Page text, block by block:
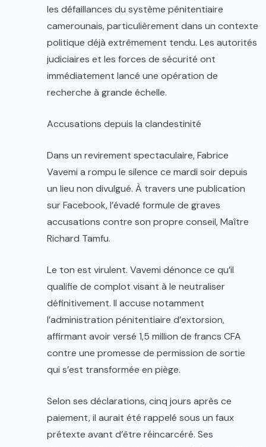
les défaillances du système pénitentiaire
camerounais, particulièrement dans un contexte
politique déjà extrêmement tendu. Les autorités
judiciaires et les forces de sécurité ont
immédiatement lancé une opération de
recherche à grande échelle.
Accusations depuis la clandestinité
Dans un revirement spectaculaire, Fabrice
Vavemi a rompu le silence ce mardi soir depuis
un lieu non divulgué. À travers une publication
sur Facebook, l’évadé formule de graves
accusations contre son propre conseil, Maître
Richard Tamfu.
Le ton est virulent. Vavemi dénonce ce qu’il
qualifie de complot visant à le neutraliser
définitivement. Il accuse notamment
l’administration pénitentiaire d’extorsion,
affirmant avoir versé 1,5 million de francs CFA
contre une promesse de permission de sortie
qui s’est transformée en piège.
Selon ses déclarations, cinq jours après ce
paiement, il aurait été rappelé sous un faux
prétexte avant d’être réincarcéré. Ses